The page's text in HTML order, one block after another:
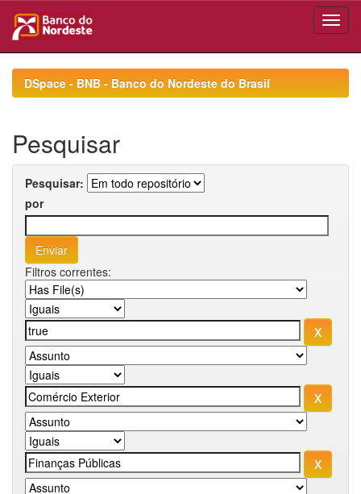
navigationDSpace - BNB - Banco do Nordeste do Brasil
Pesquisar
Pesquisar:
por
Filtros correntes: